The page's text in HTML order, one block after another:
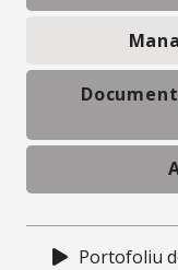
Portofoliu